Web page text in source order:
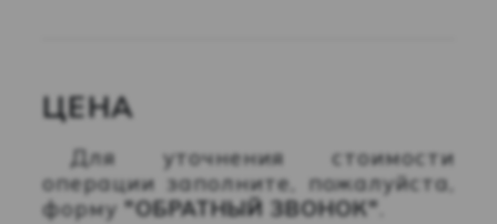
ЦЕНА
Для уточнения стоимости
операции заполните, пожалуйста,
форму "ОБРАТНЫЙ ЗВОНОК"